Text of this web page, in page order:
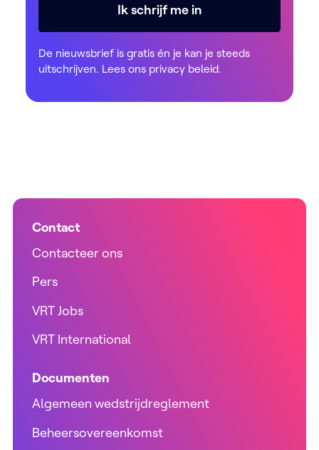
Ik schrijf me in
De nieuwsbrief is gratis én je kan je steeds
uitschrijven. Lees ons privacy beleid.
Contact
Contacteer ons
Pers
VRT Jobs
VRT International
Documenten
Algemeen wedstrijdreglement
Beheersovereenkomst